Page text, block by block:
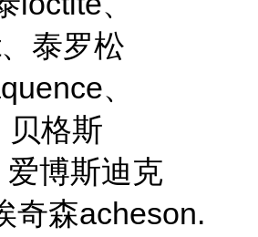
泰罗松
、
贝格斯
博斯迪克
奇森acheson.